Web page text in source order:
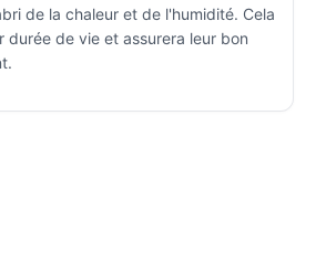
de la chaleur et de l'humidité. Cela
durée de vie et assurera leur bon